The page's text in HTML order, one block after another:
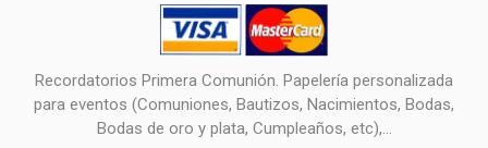
Recordatorios Primera Comunión. Papelería personalizada
para eventos (Comuniones, Bautizos, Nacimientos, Bodas,
Bodas de oro y plata, Cumpleaños, etc),...